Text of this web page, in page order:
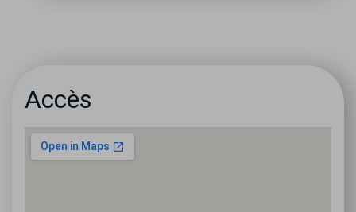
Accès